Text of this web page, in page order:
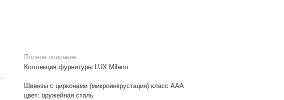
Полное описание
Коллекция фурнитуры LUX Milano
Швензы с цирконами (микроинкрустация) класс ААА
цвет: оружейная сталь